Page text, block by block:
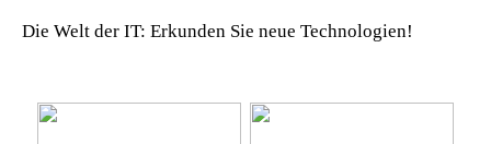
Die Welt der IT: Erkunden Sie neue Technologien!